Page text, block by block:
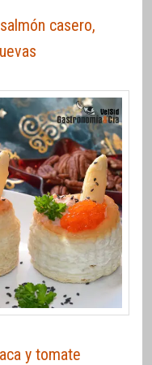
casero,
y tomate